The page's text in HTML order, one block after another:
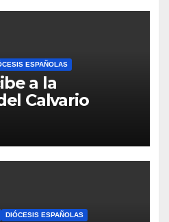
ESPAÑOLAS
a la
Calvario
DIÓCESIS ESPAÑOLAS